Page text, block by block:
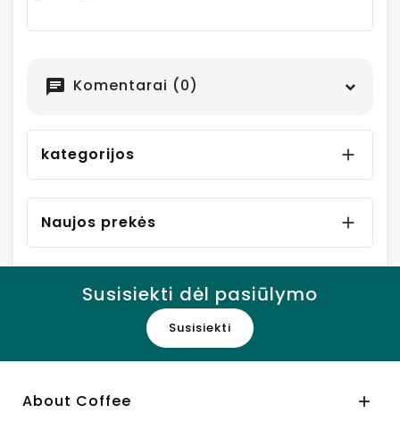
chat Komentarai (0)
kategorijos 
Naujos prekės 
Susisiekti dėl pasiūlymo
Susisiekti
About Coffee 